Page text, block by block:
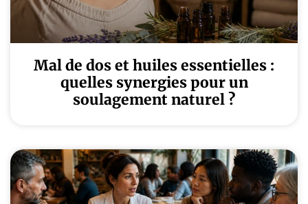
Mal de dos et huiles essentielles :
quelles synergies pour un
soulagement naturel ?